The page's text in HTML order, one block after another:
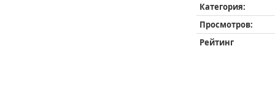
Категория:
Просмотров:
Рейтинг